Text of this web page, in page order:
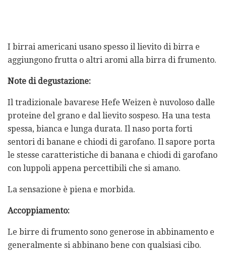
I birrai americani usano spesso il lievito di birra e
aggiungono frutta o altri aromi alla birra di frumento.
Note di degustazione:
Il tradizionale bavarese Hefe Weizen è nuvoloso dalle
proteine ​​del grano e dal lievito sospeso. Ha una testa
spessa, bianca e lunga durata. Il naso porta forti
sentori di banane e chiodi di garofano. Il sapore porta
le stesse caratteristiche di banana e chiodi di garofano
con luppoli appena percettibili che si amano.
La sensazione è piena e morbida.
Accoppiamento:
Le birre di frumento sono generose in abbinamento e
generalmente si abbinano bene con qualsiasi cibo.